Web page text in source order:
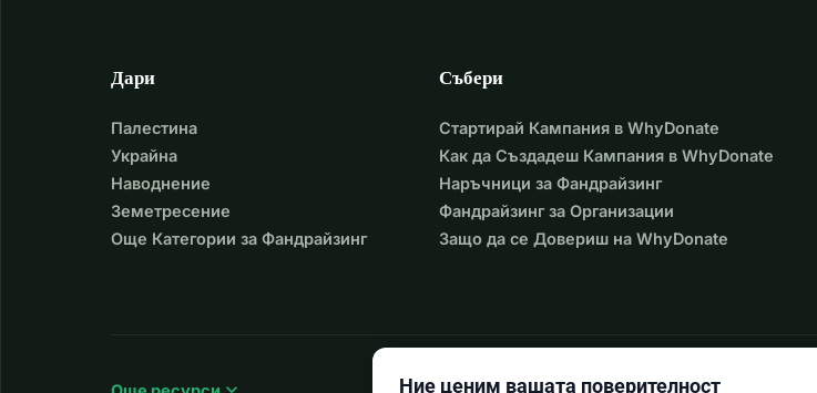
Дари
Палестина
Украйна
Наводнение
Земетресение
Още Категории за Фандрайзинг
Събери
Стартирай Кампания в WhyDonate
Как да Създадеш Кампания в WhyDonate
Наръчници за Фандрайзинг
Фандрайзинг за Организации
Защо да се Довериш на WhyDonate
Ние ценим вашата поверителност